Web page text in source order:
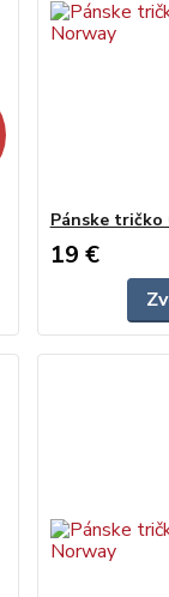
Pánske tričko
19 €